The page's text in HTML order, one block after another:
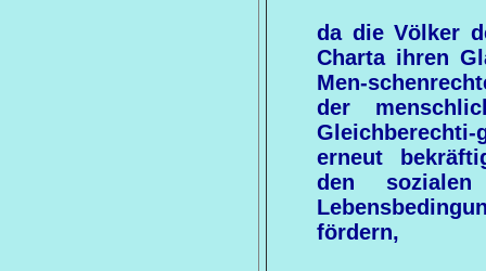
da die Völker
Charta ihren
Men-
der
erneut
den
fördern,